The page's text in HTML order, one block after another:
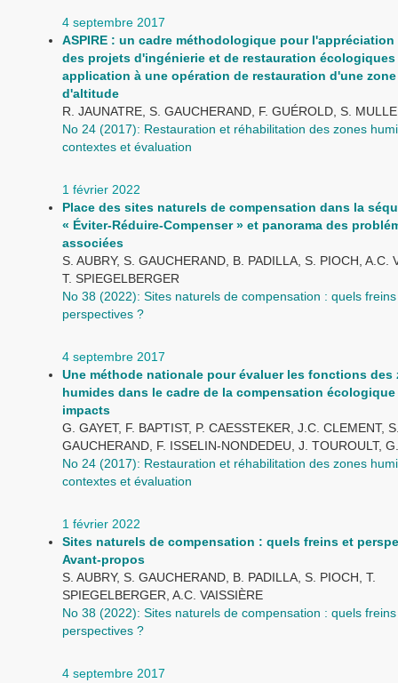
4 septembre 2017
ASPIRE : un cadre méthodologique pour
des projets d'ingénierie et de restauration écologiques
application à une opération de restauration d'une
d'altitude
R. JAUNATRE, S. GAUCHERAND, F. GUÉROLD, S.
No 24 (2017): Restauration et réhabilitation des zones
contextes et évaluation
1 février 2022
Place des sites naturels de compensation dans la
« Éviter-Réduire-Compenser » et panorama des
associées
S. AUBRY, S. GAUCHERAND, B. PADILLA, S. PIOCH, A.C.
T. SPIEGELBERGER
No 38 (2022): Sites naturels de compensation : quels
perspectives ?
4 septembre 2017
Une méthode nationale pour évaluer les fonctions des
humides dans le cadre de la compensation écologique
impacts
G. GAYET, F. BAPTIST, P. CAESSTEKER, J.C. CLEMENT,
GAUCHERAND, F. ISSELIN-NONDEDEU, J. TOUROULT,
No 24 (2017): Restauration et réhabilitation des zones
contextes et évaluation
1 février 2022
Sites naturels de compensation : quels freins et
Avant-propos
S. AUBRY, S. GAUCHERAND, B. PADILLA, S. PIOCH, T.
SPIEGELBERGER, A.C. VAISSIÈRE
No 38 (2022): Sites naturels de compensation : quels
perspectives ?
4 septembre 2017